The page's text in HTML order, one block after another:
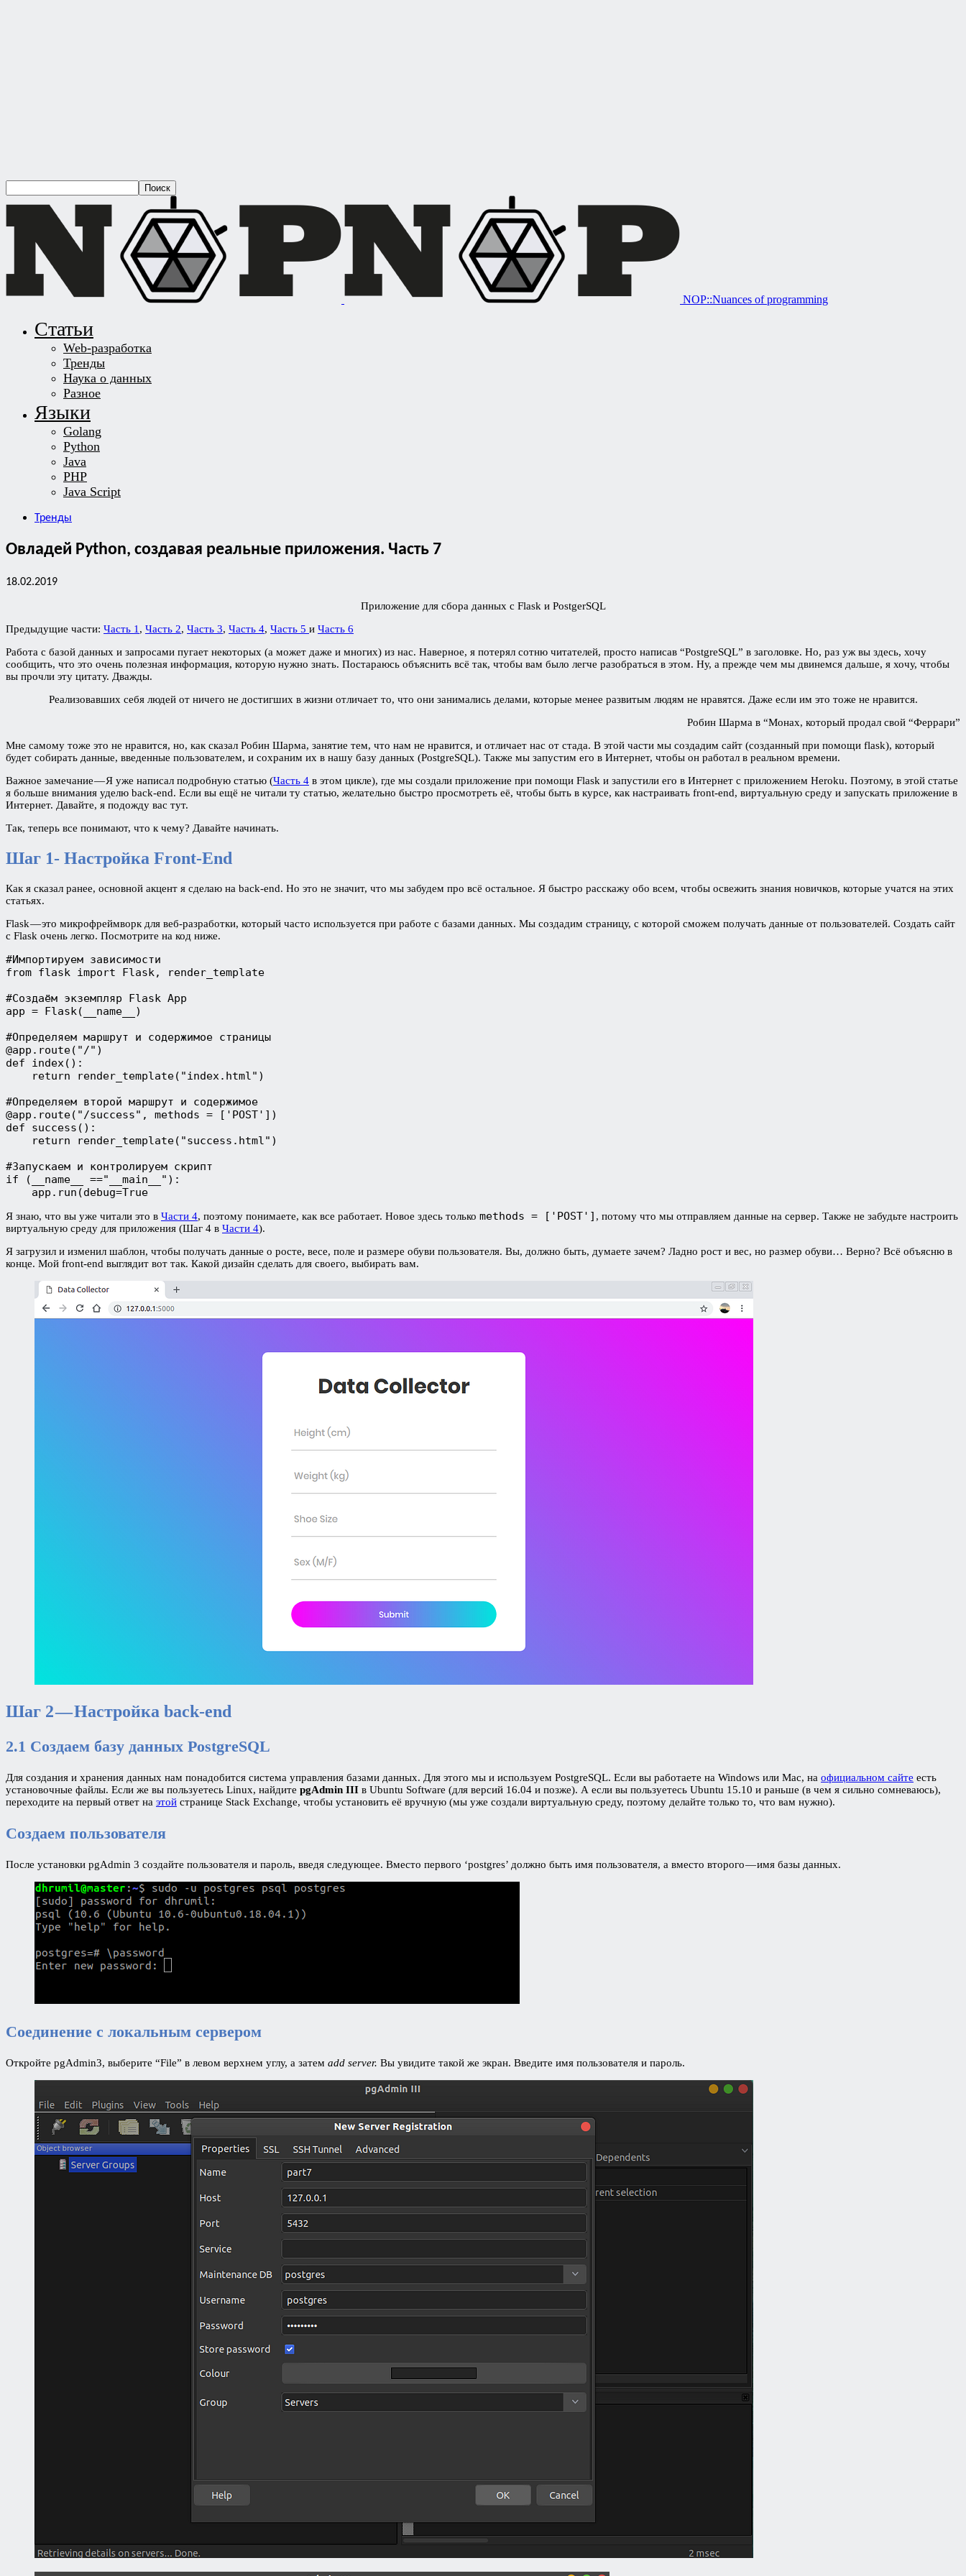
NOP::Nuances of programming
Статьи
Web-разработка
Тренды
Наука о данных
Разное
Языки
Golang
Python
Java
PHP
Java Script
Тренды
Овладей Python, создавая реальные приложения. Часть 7
18.02.2019
Приложение для сбора данных с Flask и PostgerSQL
Предыдущие части: Часть 1 , Часть 2, Часть 3, Часть 4, Часть 5 и Часть 6
Работа с базой данных и запросами пугает некоторых (а может даже и многих) из нас. Наверное, я потерял сотню читателей, просто написав “PostgreSQL” в заголовке. Но, раз уж вы здесь, хочу
сообщить, что это очень полезная информация, которую нужно знать. Постараюсь объяснить всё так, чтобы вам было легче разобраться в этом. Ну, а прежде чем мы двинемся дальше, я хочу, чтобы
вы прочли эту цитату. Дважды.
Реализовавших себя людей от ничего не достигших в жизни отличает то, что они занимались делами, которые менее развитым людям не нравятся. Даже если им это тоже не нравится.
Робин Шарма в “Монах, который продал свой “Феррари”
Мне самому тоже это не нравится, но, как сказал Робин Шарма, занятие тем, что нам не нравится, и отличает нас от стада. В этой части мы создадим сайт (созданный при помощи flask), который
будет собирать данные, введенные пользователем, и сохраним их в нашу базу данных (PostgreSQL). Также мы запустим его в Интернет, чтобы он работал в реальном времени.
Важное замечание — Я уже написал подробную статью (Часть 4 в этом цикле), где мы создали приложение при помощи Flask и запустили его в Интернет с приложением Heroku. Поэтому, в этой статье
я больше внимания уделю back-end. Если вы ещё не читали ту статью, желательно быстро просмотреть её, чтобы быть в курсе, как настраивать front-end, виртуальную среду и запускать приложение в
Интернет. Давайте, я подожду вас тут.
Так, теперь все понимают, что к чему? Давайте начинать.
Шаг 1- Настройка Front-End
Как я сказал ранее, основной акцент я сделаю на back-end. Но это не значит, что мы забудем про всё остальное. Я быстро расскажу обо всем, чтобы освежить знания новичков, которые учатся на этих
статьях.
Flask — это микрофреймворк для веб-разработки, который часто используется при работе с базами данных. Мы создадим страницу, с которой сможем получать данные от пользователей. Создать сайт
с Flask очень легко. Посмотрите на код ниже.
#Импортируем зависимости
from flask import Flask, render_template
#Создаём экземпляр Flask App
app = Flask(__name__)
#Определяем маршрут и содержимое страницы
@app.route("/")
def index():
    return render_template("index.html")
#Определяем второй маршрут и содержимое
@app.route("/success", methods = ['POST'])
def success():
    return render_template("success.html")
#Запускаем и контролируем скрипт
if (__name__ =="__main__"):
    app.run(debug=True
Я знаю, что вы уже читали это в Части 4, поэтому понимаете, как все работает. Новое здесь только methods = ['POST'] , потому что мы отправляем данные на сервер. Также не забудьте настроить
виртуальную среду для приложения (Шаг 4 в Части 4).
Я загрузил и изменил шаблон, чтобы получать данные о росте, весе, поле и размере обуви пользователя. Вы, должно быть, думаете зачем? Ладно рост и вес, но размер обуви… Верно? Всё объясню в
конце. Мой front-end выглядит вот так. Какой дизайн сделать для своего, выбирать вам.
Шаг 2 — Настройка back-end
2.1 Создаем базу данных PostgreSQL
Для создания и хранения данных нам понадобится система управления базами данных. Для этого мы и используем PostgreSQL. Если вы работаете на Windows или Mac, на официальном сайте есть
установочные файлы. Если же вы пользуетесь Linux, найдите pgAdmin III в Ubuntu Software (для версий 16.04 и позже). А если вы пользуетесь Ubuntu 15.10 и раньше (в чем я сильно сомневаюсь),
переходите на первый ответ на этой странице Stack Exchange, чтобы установить её вручную (мы уже создали виртуальную среду, поэтому делайте только то, что вам нужно).
Создаем пользователя
После установки pgAdmin 3 создайте пользователя и пароль, введя следующее. Вместо первого ‘postgres’ должно быть имя пользователя, а вместо второго — имя базы данных.
Соединение с локальным сервером
Откройте pgAdmin3, выберите “File” в левом верхнем углу, а затем add server. Вы увидите такой же экран. Введите имя пользователя и пароль.